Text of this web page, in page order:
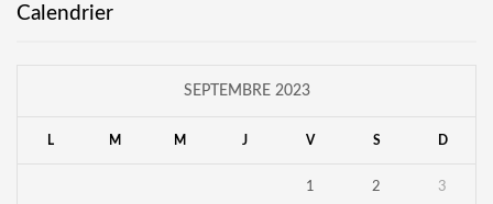
Calendrier
SEPTEMBRE 2023
L M M J V S D
1 2 3